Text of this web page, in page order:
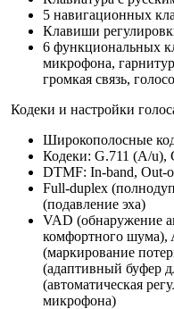
5 навигационных
Клавиши
6 функциональных
микрофона,
громкая связь,
Кодеки и настройки
Широкополосные
Кодеки: G.711 (A/u),
DTMF: In-band, Out-
Full-duplex
(подавление эха)
VAD (обнаружение
комфортного шума),
(маркирование
(адаптивный буфер
(автоматическая
микрофона)